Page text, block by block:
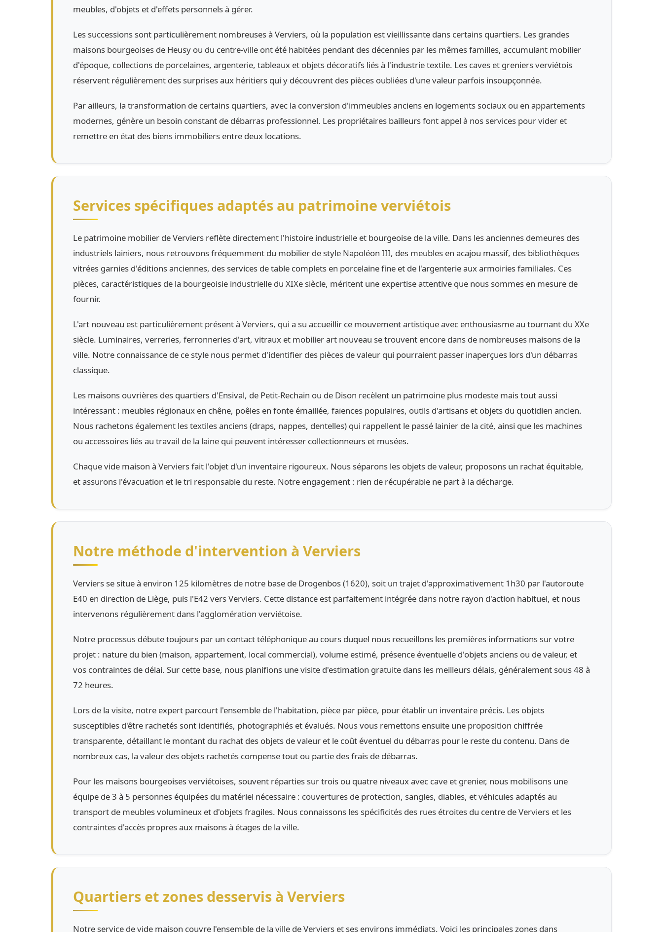
meubles, d'objets et d'effets personnels à gérer.
Les successions sont particulièrement nombreuses à Verviers, où la population est vieillissante dans certains quartiers. Les grandes
maisons bourgeoises de Heusy ou du centre-ville ont été habitées pendant des décennies par les mêmes familles, accumulant mobilier
d'époque, collections de porcelaines, argenterie, tableaux et objets décoratifs liés à l'industrie textile. Les caves et greniers verviétois
réservent régulièrement des surprises aux héritiers qui y découvrent des pièces oubliées d'une valeur parfois insoupçonnée.
Par ailleurs, la transformation de certains quartiers, avec la conversion d'immeubles anciens en logements sociaux ou en appartements
modernes, génère un besoin constant de débarras professionnel. Les propriétaires bailleurs font appel à nos services pour vider et
remettre en état des biens immobiliers entre deux locations.
Services spécifiques adaptés au patrimoine verviétois
Le patrimoine mobilier de Verviers reflète directement l'histoire industrielle et bourgeoise de la ville. Dans les anciennes demeures des
industriels lainiers, nous retrouvons fréquemment du mobilier de style Napoléon III, des meubles en acajou massif, des bibliothèques
vitrées garnies d'éditions anciennes, des services de table complets en porcelaine fine et de l'argenterie aux armoiries familiales. Ces
pièces, caractéristiques de la bourgeoisie industrielle du XIXe siècle, méritent une expertise attentive que nous sommes en mesure de
fournir.
L'art nouveau est particulièrement présent à Verviers, qui a su accueillir ce mouvement artistique avec enthousiasme au tournant du XXe
siècle. Luminaires, verreries, ferronneries d'art, vitraux et mobilier art nouveau se trouvent encore dans de nombreuses maisons de la
ville. Notre connaissance de ce style nous permet d'identifier des pièces de valeur qui pourraient passer inaperçues lors d'un débarras
classique.
Les maisons ouvrières des quartiers d'Ensival, de Petit-Rechain ou de Dison recèlent un patrimoine plus modeste mais tout aussi
intéressant : meubles régionaux en chêne, poêles en fonte émaillée, faïences populaires, outils d'artisans et objets du quotidien ancien.
Nous rachetons également les textiles anciens (draps, nappes, dentelles) qui rappellent le passé lainier de la cité, ainsi que les machines
ou accessoires liés au travail de la laine qui peuvent intéresser collectionneurs et musées.
Chaque vide maison à Verviers fait l'objet d'un inventaire rigoureux. Nous séparons les objets de valeur, proposons un rachat équitable,
et assurons l'évacuation et le tri responsable du reste. Notre engagement : rien de récupérable ne part à la décharge.
Notre méthode d'intervention à Verviers
Verviers se situe à environ 125 kilomètres de notre base de Drogenbos (1620), soit un trajet d'approximativement 1h30 par l'autoroute
E40 en direction de Liège, puis l'E42 vers Verviers. Cette distance est parfaitement intégrée dans notre rayon d'action habituel, et nous
intervenons régulièrement dans l'agglomération verviétoise.
Notre processus débute toujours par un contact téléphonique au cours duquel nous recueillons les premières informations sur votre
projet : nature du bien (maison, appartement, local commercial), volume estimé, présence éventuelle d'objets anciens ou de valeur, et
vos contraintes de délai. Sur cette base, nous planifions une visite d'estimation gratuite dans les meilleurs délais, généralement sous 48 à
72 heures.
Lors de la visite, notre expert parcourt l'ensemble de l'habitation, pièce par pièce, pour établir un inventaire précis. Les objets
susceptibles d'être rachetés sont identifiés, photographiés et évalués. Nous vous remettons ensuite une proposition chiffrée
transparente, détaillant le montant du rachat des objets de valeur et le coût éventuel du débarras pour le reste du contenu. Dans de
nombreux cas, la valeur des objets rachetés compense tout ou partie des frais de débarras.
Pour les maisons bourgeoises verviétoises, souvent réparties sur trois ou quatre niveaux avec cave et grenier, nous mobilisons une
équipe de 3 à 5 personnes équipées du matériel nécessaire : couvertures de protection, sangles, diables, et véhicules adaptés au
transport de meubles volumineux et d'objets fragiles. Nous connaissons les spécificités des rues étroites du centre de Verviers et les
contraintes d'accès propres aux maisons à étages de la ville.
Quartiers et zones desservis à Verviers
Notre service de vide maison couvre l'ensemble de la ville de Verviers et ses environs immédiats. Voici les principales zones dans